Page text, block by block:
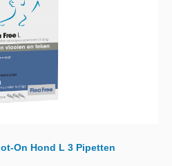
On Hond L 3 Pipetten